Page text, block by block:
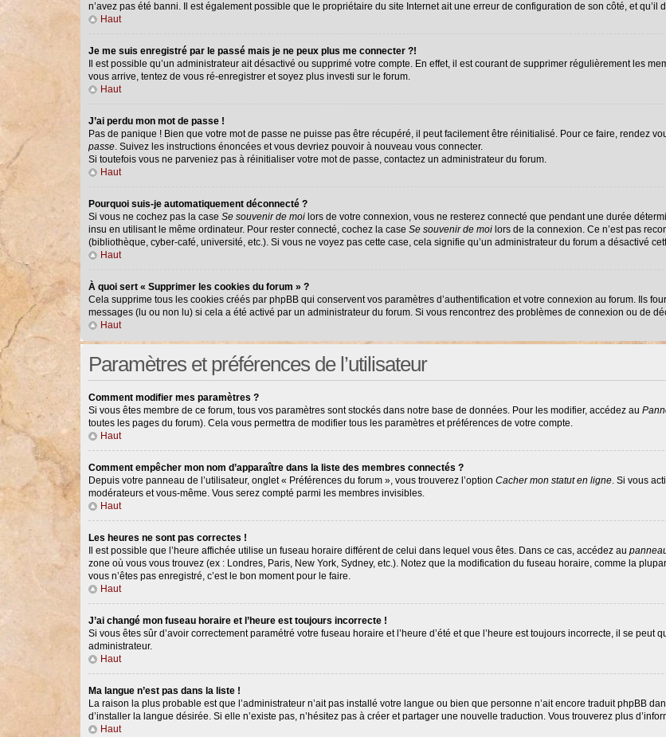
n’avez pas été banni. Il est également possible que le propriétaire du site Internet ait une erreur de configuration de son côté, et qu’il
Haut
Je me suis enregistré par le passé mais je ne peux plus me connecter ?!
Il est possible qu’un administrateur ait désactivé ou supprimé votre compte. En effet, il est courant de supprimer régulièrement les
vous arrive, tentez de vous ré-enregistrer et soyez plus investi sur le forum.
Haut
J’ai perdu mon mot de passe !
Pas de panique ! Bien que votre mot de passe ne puisse pas être récupéré, il peut facilement être réinitialisé. Pour ce faire, rendez
passe. Suivez les instructions énoncées et vous devriez pouvoir à nouveau vous connecter.
Si toutefois vous ne parveniez pas à réinitialiser votre mot de passe, contactez un administrateur du forum.
Haut
Pourquoi suis-je automatiquement déconnecté ?
Si vous ne cochez pas la case Se souvenir de moilors de votre connexion, vous ne resterez connecté que pendant une durée
insu en utilisant le même ordinateur. Pour rester connecté, cochez la case Se souvenir de moilors de la connexion. Ce n’est pas
(bibliothèque, cyber-café, université, etc.). Si vous ne voyez pas cette case, cela signifie qu’un administrateur du forum a désactivé
Haut
À quoi sert « Supprimer les cookies du forum » ?
Cela supprime tous les cookies créés par phpBB qui conservent vos paramètres d’authentification et votre connexion au forum. Ils
messages (lu ou non lu) si cela a été activé par un administrateur du forum. Si vous rencontrez des problèmes de connexion ou de
Haut
Paramètres et préférences de l’utilisateur
Comment modifier mes paramètres ?
Si vous êtes membre de ce forum, tous vos paramètres sont stockés dans notre base de données. Pour les modifier, accédez au
toutes les pages du forum). Cela vous permettra de modifier tous les paramètres et préférences de votre compte.
Haut
Comment empêcher mon nom d’apparaître dans la liste des membres connectés ?
Depuis votre panneau de l’utilisateur, onglet « Préférences du forum », vous trouverez l’option Cacher mon statut en ligne. Si vous
modérateurs et vous-même. Vous serez compté parmi les membres invisibles.
Haut
Les heures ne sont pas correctes !
Il est possible que l’heure affichée utilise un fuseau horaire différent de celui dans lequel vous êtes. Dans ce cas, accédez au
zone où vous vous trouvez (ex : Londres, Paris, New York, Sydney, etc.). Notez que la modification du fuseau horaire, comme la
vous n’êtes pas enregistré, c’est le bon moment pour le faire.
Haut
J’ai changé mon fuseau horaire et l’heure est toujours incorrecte !
Si vous êtes sûr d’avoir correctement paramétré votre fuseau horaire et l’heure d’été et que l’heure est toujours incorrecte, il se peut
administrateur.
Haut
Ma langue n’est pas dans la liste !
La raison la plus probable est que l’administrateur n’ait pas installé votre langue ou bien que personne n’ait encore traduit phpBB
d’installer la langue désirée. Si elle n’existe pas, n’hésitez pas à créer et partager une nouvelle traduction. Vous trouverez plus
Haut